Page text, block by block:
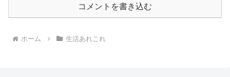
コメントを書き込む
ホーム 生活あれこれ